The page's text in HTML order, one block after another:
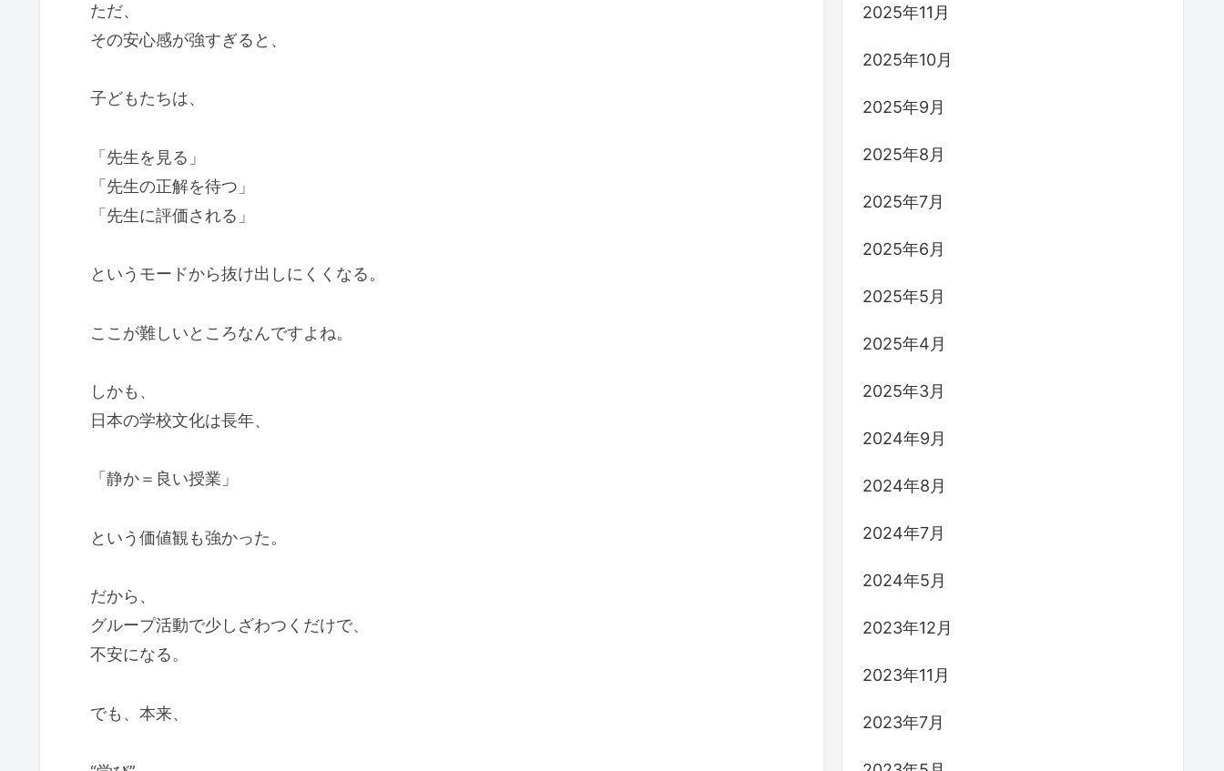
ただ、
その安心感が強すぎると、
子どもたちは、
「先生を見る」
「先生の正解を待つ」
「先生に評価される」
というモードから抜け出しにくくなる。
ここが難しいところなんですよね。
しかも、
日本の学校文化は長年、
「静か＝良い授業」
という価値観も強かった。
だから、
グループ活動で少しざわつくだけで、
不安になる。
でも、本来、
2025年11月
2025年10月
2025年9月
2025年8月
2025年7月
2025年6月
2025年5月
2025年4月
2025年3月
2024年9月
2024年8月
2024年7月
2024年5月
2023年12月
2023年11月
2023年7月